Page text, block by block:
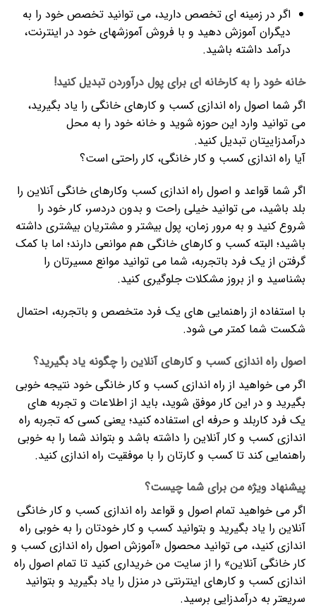
اگر در زمینه ای تخصص دارید، می توانید تخصص خود را به
دیگران آموزش دهید و با فروش آموزشهای خود در اینترنت،
درآمد داشته باشید.
خانه خود را به کارخانه ای برای پول درآوردن تبدیل کنید!
اگر شما اصول راه اندازی کسب و کارهای خانگی را یاد بگیرید،
می توانید وارد این حوزه شوید و خانه خود را به محل
درآمدزاییتان تبدیل کنید.
آیا راه اندازی کسب و کار خانگی، کار راحتی است؟
اگر شما قواعد و اصول راه اندازی کسب وکارهای خانگی آنلاین را
بلد باشید، می توانید خیلی راحت و بدون دردسر، کار خود را
شروع کنید و به مرور زمان، پول بیشتر و مشتریان بیشتری داشته
باشید؛ البته کسب و کارهای خانگی هم موانعی دارند؛ اما با کمک
گرفتن از یک فرد باتجربه، شما می توانید موانع مسیرتان را
بشناسید و از بروز مشکلات جلوگیری کنید.
با استفاده از راهنمایی های یک فرد متخصص و باتجربه، احتمال
شکست شما کمتر می شود.
اصول راه اندازی کسب و کارهای آنلاین را چگونه یاد بگیرید؟
اگر می خواهید از راه اندازی کسب و کار خانگی خود نتیجه خوبی
بگیرید و در این کار موفق شوید، باید از اطلاعات و تجربه های
یک فرد کاربلد و حرفه ای استفاده کنید؛ یعنی کسی که تجربه راه
اندازی کسب و کار آنلاین را داشته باشد و بتواند شما را به خوبی
راهنمایی کند تا کسب و کارتان را با موفقیت راه اندازی کنید.
پیشنهاد ویژه من برای شما چیست؟
اگر می خواهید تمام اصول و قواعد راه اندازی کسب و کار خانگی
آنلاین را یاد بگیرید و بتوانید کسب و کار خودتان را به خوبی راه
اندازی کنید، می توانید محصول «آموزش اصول راه اندازی کسب و
کار خانگی آنلاین» را از سایت من خریداری کنید تا تمام اصول راه
اندازی کسب و کارهای اینترنتی در منزل را یاد بگیرید و بتوانید
سریعتر به درآمدزایی برسید.